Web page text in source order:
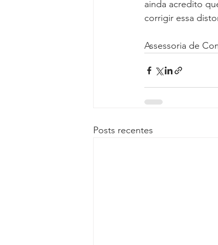
ainda acredito
corrigir essa
Assessoria de
Posts recentes